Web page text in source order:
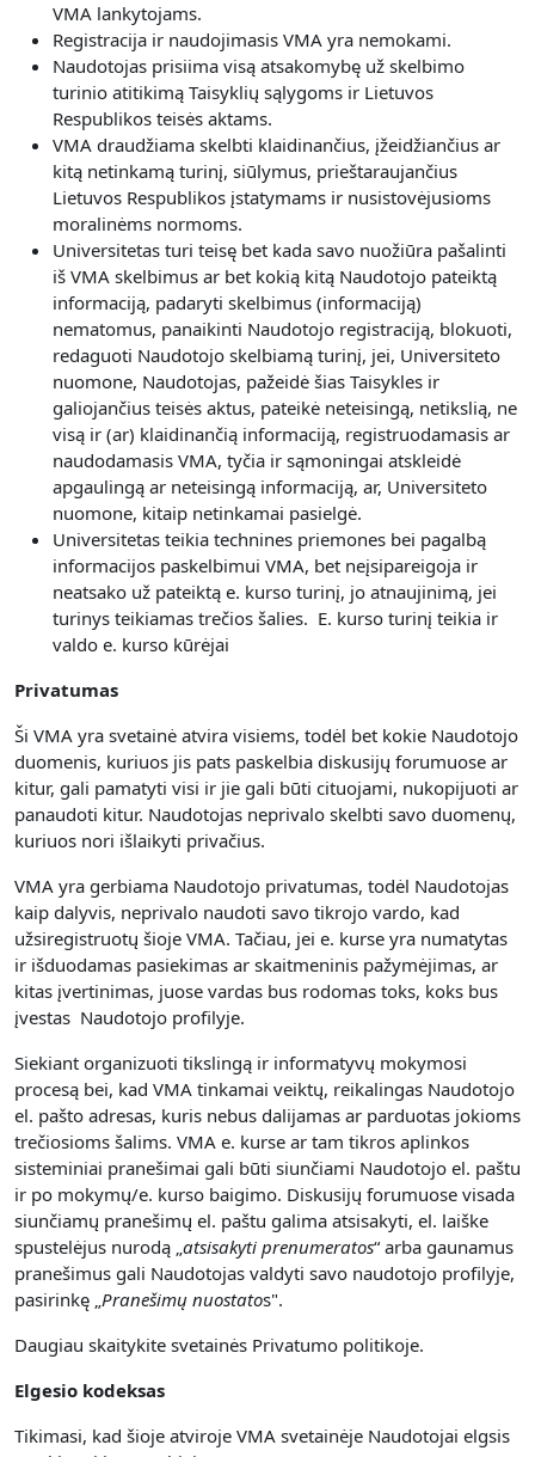
VMA lankytojams.
Registracija ir naudojimasis VMA yra nemokami.
Naudotojas prisiima visą atsakomybę už skelbimo
turinio atitikimą Taisyklių sąlygoms ir Lietuvos
Respublikos teisės aktams.
VMA draudžiama skelbti klaidinančius, įžeidžiančius ar
kitą netinkamą turinį, siūlymus, prieštaraujančius
Lietuvos Respublikos įstatymams ir nusistovėjusioms
moralinėms normoms.
Universitetas turi teisę bet kada savo nuožiūra pašalinti
iš VMA skelbimus ar bet kokią kitą Naudotojo pateiktą
informaciją, padaryti skelbimus (informaciją)
nematomus, panaikinti Naudotojo registraciją, blokuoti,
redaguoti Naudotojo skelbiamą turinį, jei, Universiteto
nuomone, Naudotojas, pažeidė šias Taisykles ir
galiojančius teisės aktus, pateikė neteisingą, netikslią, ne
visą ir (ar) klaidinančią informaciją, registruodamasis ar
naudodamasis VMA, tyčia ir sąmoningai atskleidė
apgaulingą ar neteisingą informaciją, ar, Universiteto
nuomone, kitaip netinkamai pasielgė.
Universitetas teikia technines priemones bei pagalbą
informacijos paskelbimui VMA, bet neįsipareigoja ir
neatsako už pateiktą e. kurso turinį, jo atnaujinimą, jei
turinys teikiamas trečios šalies. E. kurso turinį teikia ir
valdo e. kurso kūrėjai
Privatumas
Ši VMA yra svetainė atvira visiems, todėl bet kokie Naudotojo
duomenis, kuriuos jis pats paskelbia diskusijų forumuose ar
kitur, gali pamatyti visi ir jie gali būti cituojami, nukopijuoti ar
panaudoti kitur. Naudotojas neprivalo skelbti savo duomenų,
kuriuos nori išlaikyti privačius.
VMA yra gerbiama Naudotojo privatumas, todėl Naudotojas
kaip dalyvis, neprivalo naudoti savo tikrojo vardo, kad
užsiregistruotų šioje VMA. Tačiau, jei e. kurse yra numatytas
ir išduodamas pasiekimas ar skaitmeninis pažymėjimas, ar
kitas įvertinimas, juose vardas bus rodomas toks, koks bus
įvestas Naudotojo profilyje.
Siekiant organizuoti tikslingą ir informatyvų mokymosi
procesą bei, kad VMA tinkamai veiktų, reikalingas Naudotojo
el. pašto adresas, kuris nebus dalijamas ar parduotas jokioms
trečiosioms šalims. VMA e. kurse ar tam tikros aplinkos
sisteminiai pranešimai gali būti siunčiami Naudotojo el. paštu
ir po mokymų/e. kurso baigimo. Diskusijų forumuose visada
siunčiamų pranešimų el. paštu galima atsisakyti, el. laiške
spustelėjus nurodą „atsisakyti prenumeratos“ arba gaunamus
pranešimus gali Naudotojas valdyti savo naudotojo profilyje,
pasirinkę „Pranešimų nuostatos".
Daugiau skaitykite svetainės Privatumo politikoje.
Elgesio kodeksas
Tikimasi, kad šioje atviroje VMA svetainėje Naudotojai elgsis